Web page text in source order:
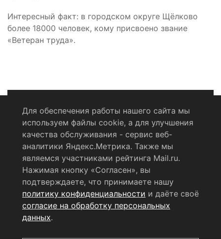
Интересный факт: в городском округе Щёлково
более 18000 человек, кому присвоено звание
«Ветеран труда».
Политика конфиденциальности
Согласие на обработку персональных данных
RSS-лента
© 2004 - 2026 Сетевое издание Щёлковское ТВ.
Свидетельство о регистрации СМИ
ЭЛ № ФС 77 - 79754 от 07.12.2020 г.
Для обеспечения работы нашего сайта мы
используем файлы cookie, а для улучшения
качества обслуживания - сервис веб-
аналитики Яндекс.Метрика. Также мы
являемся участниками рейтинга Mail.ru.
Нажимая кнопку «Согласен», вы
подтверждаете, что принимаете нашу
политику конфиденциальности и даёте своё
согласие на обработку персональных
данных.